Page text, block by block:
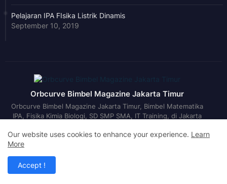
Pelajaran IPA FIsika Listrik Dinamis
September 10, 2019
Orbcurve Bimbel Magazine Jakarta Timur
Orbcurve Bimbel Magazine Jakarta Timur, Bimbel Matematika
IPA, Fisika Kimia Biologi, SD SMP SMA, IT Training, di Jakarta
Our website uses cookies to enhance your experience. Learn
More
Accept !